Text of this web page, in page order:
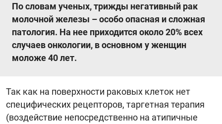
По словам ученых, трижды негативный рак
молочной железы – особо опасная и сложная
патология. На нее приходится около 20% всех
случаев онкологии, в основном у женщин
моложе 40 лет.
Так как на поверхности раковых клеток нет
специфических рецепторов, таргетная терапия
(воздействие непосредственно на атипичные